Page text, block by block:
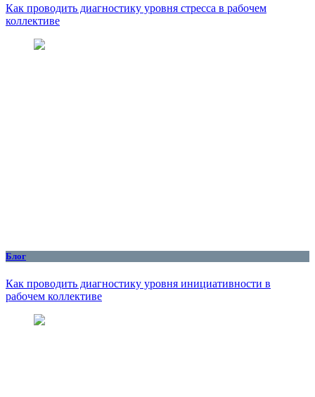
Как проводить диагностику уровня стресса в рабочем
коллективе
Блог
Как проводить диагностику уровня инициативности в
рабочем коллективе